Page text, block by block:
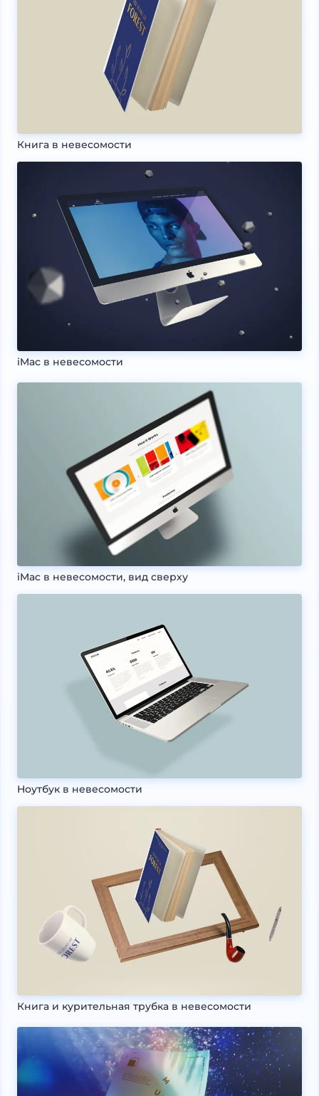
Книга в невесомости
iMac в невесомости
iMac в невесомости, вид сверху
Ноутбук в невесомости
Книга и курительная трубка в невесомости